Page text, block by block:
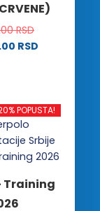
RSD
RSD
više
varijanti.
Opcije
mogu
izabrane
na
POPUSTA!
Training